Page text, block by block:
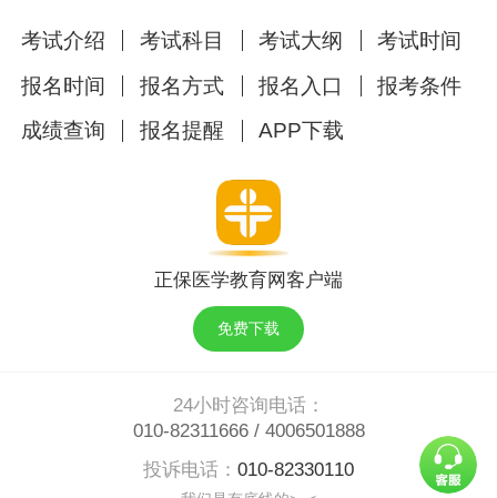
考试介绍 考试科目 考试大纲
考试时间
报名时间
报名方式 报名入口
报考条件
成绩查询
报名提醒 APP下载
正保医学教育网客户端
免费下载
24小时咨询电话：
010-82311666/ 4006501888
投诉电话： 010-82330110